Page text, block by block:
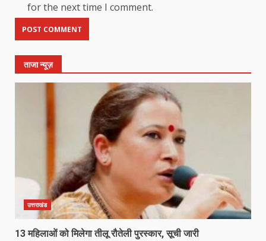
for the next time I comment.
ताजा न्यूज़
उत्तराखंड
13 महिलाओं को मिलेगा तीलू रौतेली पुरस्कार, सूची जारी